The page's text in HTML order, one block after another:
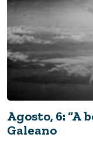
Agosto, 6: “A bomba de Deus”, de Eduardo
Galeano